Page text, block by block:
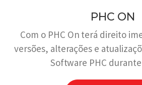
PHC ON
Com o PHC On terá direito
versões, alterações e
Software PHC